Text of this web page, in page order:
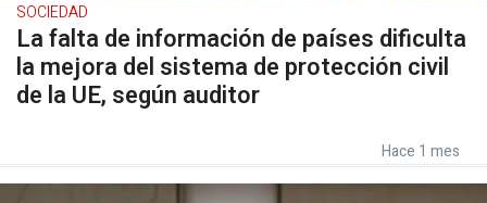
SOCIEDAD
La falta de información de países dificulta
la mejora del sistema de protección civil
de la UE, según auditor
Hace 1 mes